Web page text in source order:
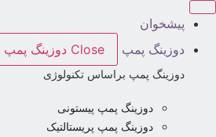
پیشخوان
دوزینگ پمپ
Close دوزینگ پمپ
دوزینگ پمپ براساس تکنولوژی
دوزینگ پمپ پیستونی
دوزینگ پمپ پریستالتیک